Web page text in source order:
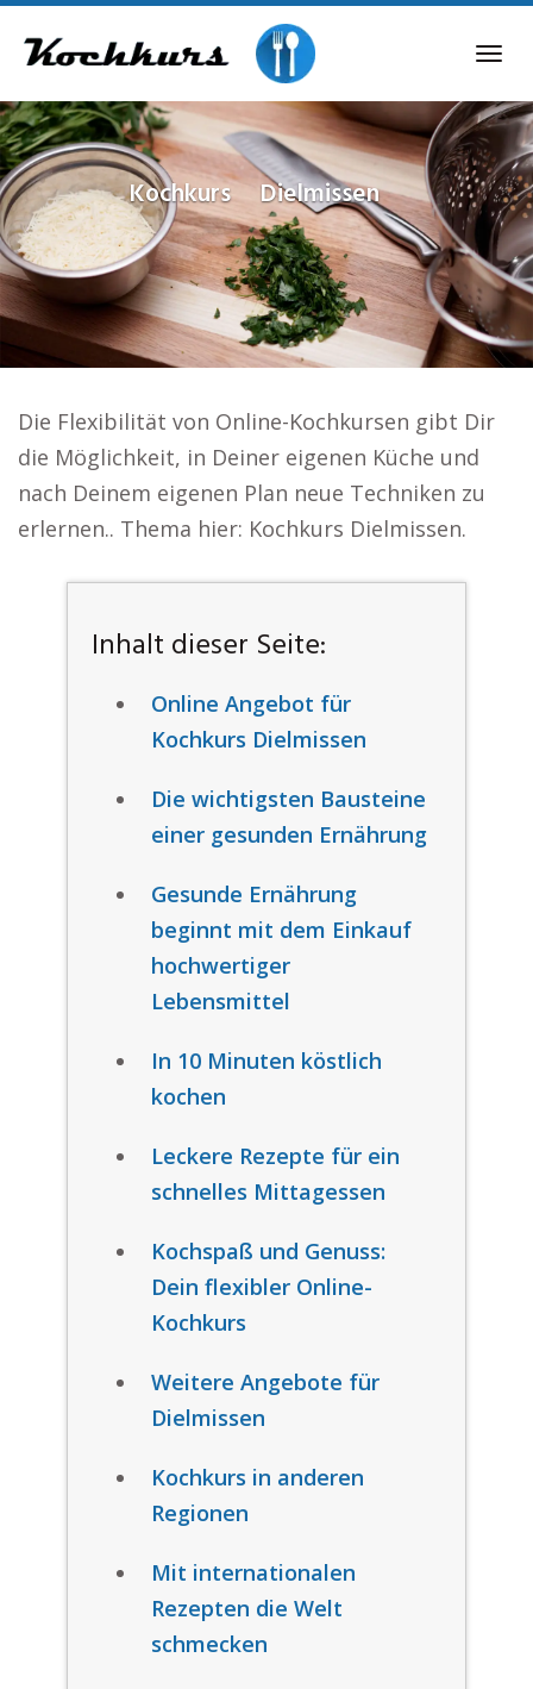
content
Kochkurs Dielmissen
Die Flexibilität von Online-Kochkursen gibt Dir
die Möglichkeit, in Deiner eigenen Küche und
nach Deinem eigenen Plan neue Techniken zu
erlernen.. Thema hier: Kochkurs Dielmissen.
Inhalt dieser Seite:
Online Angebot für
Kochkurs Dielmissen
Die wichtigsten Bausteine
einer gesunden Ernährung
Gesunde Ernährung
beginnt mit dem Einkauf
hochwertiger
Lebensmittel
In 10 Minuten köstlich
kochen
Leckere Rezepte für ein
schnelles Mittagessen
Kochspaß und Genuss:
Dein flexibler Online-
Kochkurs
Weitere Angebote für
Dielmissen
Kochkurs in anderen
Regionen
Mit internationalen
Rezepten die Welt
schmecken